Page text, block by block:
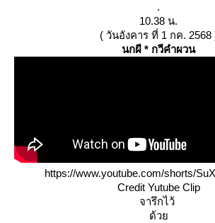
.
10.38 น.
( วันอังคาร ที่ 1 กค. 2568
นกผี * กวีคำผวน
https://www.youtube.com/shorts/
Credit Yutube Clip
จารึกไว้
ด้ว